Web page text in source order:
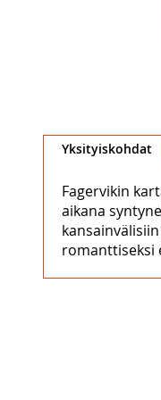
to
the
images
gallery
Yksityiskohdat
Fagervikin
aikana
romanttiseksi